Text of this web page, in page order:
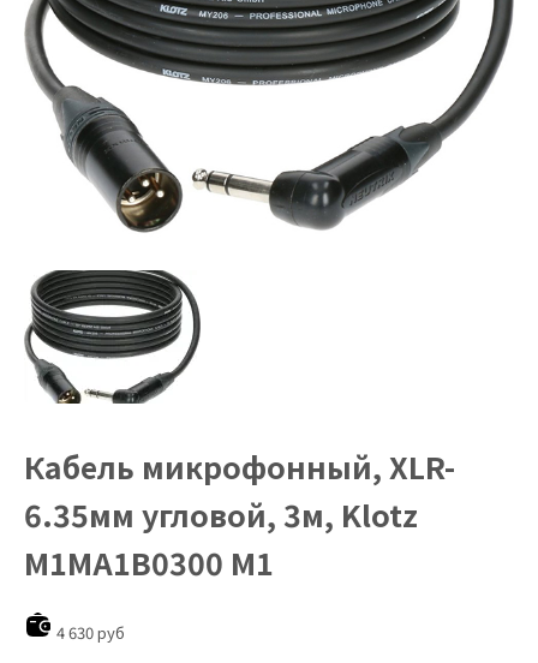
Кабель микрофонный, XLR-
6.35мм угловой, 3м, Klotz
M1MA1B0300 M1
4 630 руб